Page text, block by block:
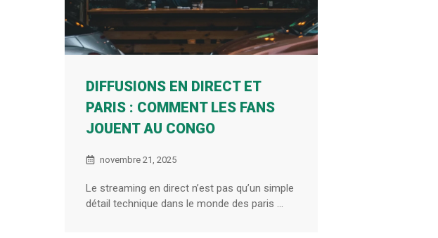
DIFFUSIONS EN DIRECT ET
PARIS : COMMENT LES FANS
JOUENT AU CONGO
novembre 21, 2025
Le streaming en direct n’est pas qu’un simple
détail technique dans le monde des paris ...